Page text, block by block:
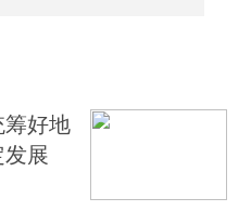
好地
展